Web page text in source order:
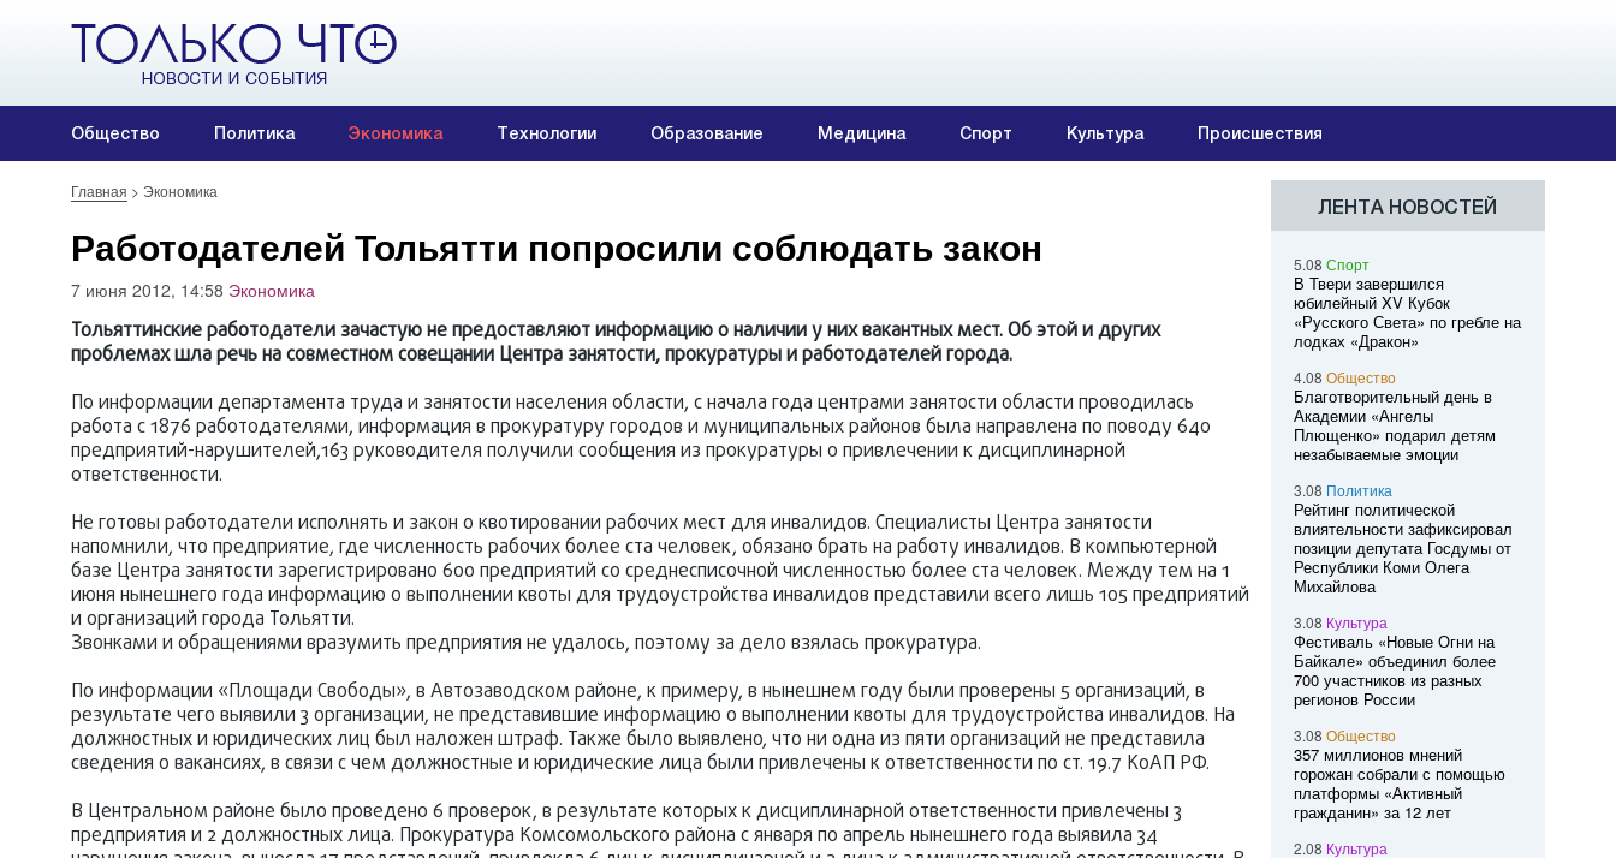
Общество Политика Экономика Технологии Образование Медицина Спорт Культура Происшествия
Главная > Экономика
Работодателей Тольятти попросили соблюдать закон
7 июня 2012, 14:58 Экономика
Тольяттинские работодатели зачастую не предоставляют информацию о наличии у них вакантных мест. Об этой и других
проблемах шла речь на совместном совещании Центра занятости, прокуратуры и работодателей города.
По информации департамента труда и занятости населения области, с начала года центрами занятости области проводилась
работа с 1876 работодателями, информация в прокуратуру городов и муниципальных районов была направлена по поводу 640
предприятий-нарушителей,163 руководителя получили сообщения из прокуратуры о привлечении к дисциплинарной
ответственности.
Не готовы работодатели исполнять и закон о квотировании рабочих мест для инвалидов. Специалисты Центра занятости
напомнили, что предприятие, где численность рабочих более ста человек, обязано брать на работу инвалидов. В компьютерной
базе Центра занятости зарегистрировано 600 предприятий со среднесписочной численностью более ста человек. Между тем на 1
июня нынешнего года информацию о выполнении квоты для трудоустройства инвалидов представили всего лишь 105 предприятий
и организаций города Тольятти.
Звонками и обращениями вразумить предприятия не удалось, поэтому за дело взялась прокуратура.
По информации «Площади Свободы», в Автозаводском районе, к примеру, в нынешнем году были проверены 5 организаций, в
результате чего выявили 3 организации, не представившие информацию о выполнении квоты для трудоустройства инвалидов. На
должностных и юридических лиц был наложен штраф. Также было выявлено, что ни одна из пяти организаций не представила
сведения о вакансиях, в связи с чем должностные и юридические лица были привлечены к ответственности по ст. 19.7 КоАП РФ.
В Центральном районе было проведено 6 проверок, в результате которых к дисциплинарной ответственности привлечены 3
предприятия и 2 должностных лица. Прокуратура Комсомольского района с января по апрель нынешнего года выявила 34
ЛЕНТА НОВОСТЕЙ
5.08 Спорт
В Твери завершился
юбилейный XV Кубок
«Русского Света» по гребле на
лодках «Дракон»
4.08 Общество
Благотворительный день в
Академии «Ангелы
Плющенко» подарил детям
незабываемые эмоции
3.08 Политика
Рейтинг политической
влиятельности зафиксировал
позиции депутата Госдумы от
Республики Коми Олега
Михайлова
3.08 Культура
Фестиваль «Новые Огни на
Байкале» объединил более
700 участников из разных
регионов России
3.08 Общество
357 миллионов мнений
горожан собрали с помощью
платформы «Активный
гражданин» за 12 лет
2.08 Культура